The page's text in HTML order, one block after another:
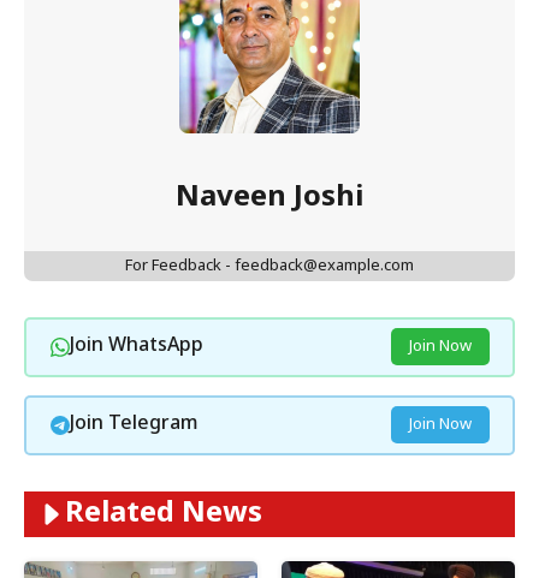
Naveen Joshi
For Feedback - feedback@example.com
Join WhatsApp Join Now
Join Telegram Join Now
Related News